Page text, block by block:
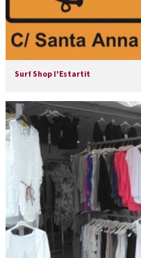
Surf Shop l'Estartit